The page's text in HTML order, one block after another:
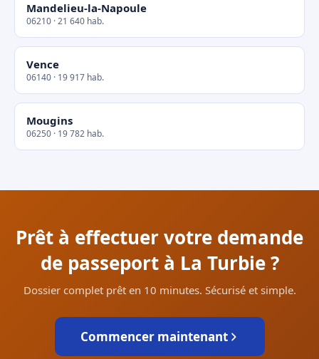
Mandelieu-la-Napoule
06210 · 21 640 hab.
Vence
06140 · 19 917 hab.
Mougins
06250 · 19 782 hab.
Prêt à effectuer votre demande
de passeport à La Turbie ?
Dossier complet prêt en 10 minutes. Sécurisé et simple.
Commencer maintenant